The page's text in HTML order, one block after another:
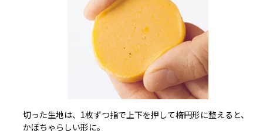
切った生地は、1枚ずつ指で上下を押して楕円形に整えると、
かぼちゃらしい形に。